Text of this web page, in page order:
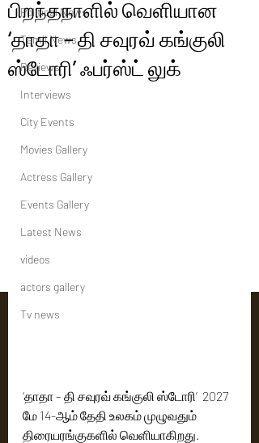
Political News
Tamil News
Reviews
Interviews
City Events
Movies Gallery
Actress Gallery
Events Gallery
Latest News
videos
actors gallery
Tv news
பிறந்தநாளில் வெளியான
‘தாதா – தி சவுரவ் கங்குலி
ஸ்டோரி’ ஃபர்ஸ்ட் லுக்
‘தாதா – தி சவுரவ் கங்குலி ஸ்டோரி’  2027
மே 14-ஆம் தேதி உலகம் முழுவதும்
திரையரங்குகளில் வெளியாகிறது.